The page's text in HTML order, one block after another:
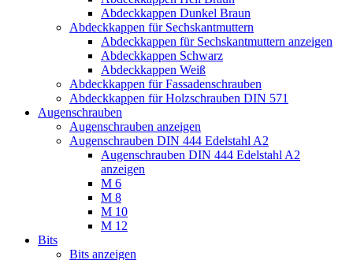
Abdeckkappen Dunkel Braun
Abdeckkappen für Sechskantmuttern
Abdeckkappen für Sechskantmuttern anzeigen
Abdeckkappen Schwarz
Abdeckkappen Weiß
Abdeckkappen für Fassadenschrauben
Abdeckkappen für Holzschrauben DIN 571
Augenschrauben
Augenschrauben anzeigen
Augenschrauben DIN 444 Edelstahl A2
Augenschrauben DIN 444 Edelstahl A2
anzeigen
M 6
M 8
M 10
M 12
Bits
Bits anzeigen